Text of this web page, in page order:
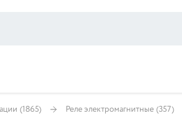
(1865) Реле электромагнитные (357)